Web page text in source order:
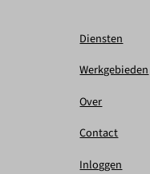
Diensten
Werkgebieden
Over
Contact
Inloggen